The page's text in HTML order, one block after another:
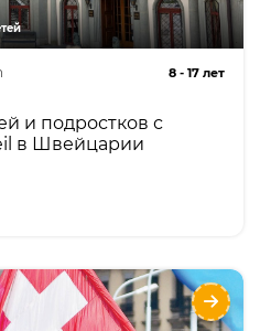
8 - 17 лет
и подростков с
в Швейцарии
каникулярный курс
Geneva&Montreux